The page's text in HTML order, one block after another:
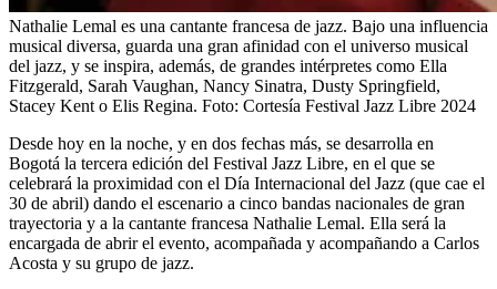
Nathalie Lemal es una cantante francesa de jazz. Bajo una influencia
musical diversa, guarda una gran afinidad con el universo musical
del jazz, y se inspira, además, de grandes intérpretes como Ella
Fitzgerald, Sarah Vaughan, Nancy Sinatra, Dusty Springfield,
Stacey Kent o Elis Regina. Foto: Cortesía Festival Jazz Libre 2024
Desde hoy en la noche, y en dos fechas más, se desarrolla en
Bogotá la tercera edición del Festival Jazz Libre, en el que se
celebrará la proximidad con el Día Internacional del Jazz (que cae el
30 de abril) dando el escenario a cinco bandas nacionales de gran
trayectoria y a la cantante francesa Nathalie Lemal. Ella será la
encargada de abrir el evento, acompañada y acompañando a Carlos
Acosta y su grupo de jazz.